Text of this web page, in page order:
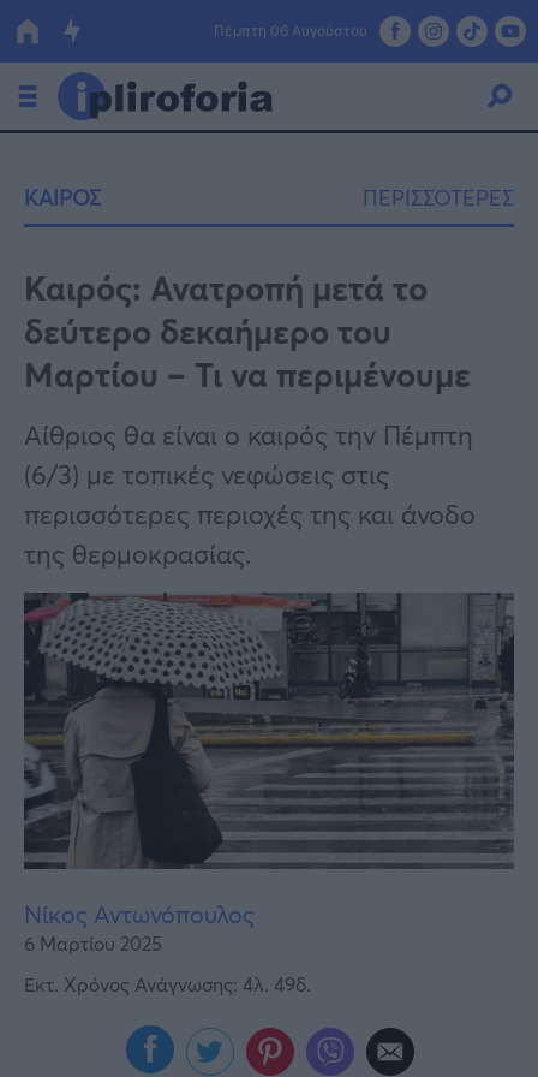
Πέμπτη 06 Αυγούστου
Οικονομία
Πολιτική
Τράπεζες
Επιδοτήσεις
ΕΣΠΑ
Κόσμος
Lifestyle
Αθλητικά
Υγεία
Γυναίκα
Καιρός
ΚΑΙΡΟΣ ΠΕΡΙΣΣΟΤΕΡΕΣ
Καιρός: Ανατροπή μετά το
δεύτερο δεκαήμερο του
Μαρτίου – Τι να περιμένουμε
Αίθριος θα είναι ο καιρός την Πέμπτη
(6/3) με τοπικές νεφώσεις στις
περισσότερες περιοχές της και άνοδο
της θερμοκρασίας.
Νίκος Αντωνόπουλος
6 Μαρτίου 2025
Εκτ. Χρόνος Ανάγνωσης: 4λ. 49δ.